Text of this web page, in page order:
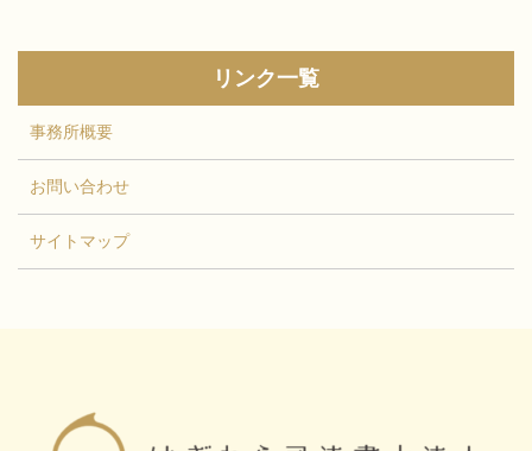
リンク一覧
事務所概要
お問い合わせ
サイトマップ